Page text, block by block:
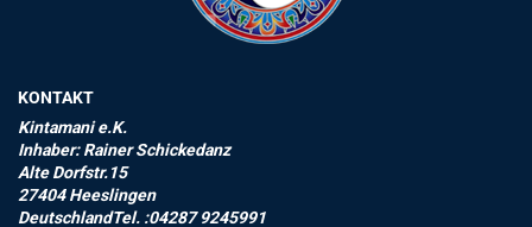
KONTAKT
Kintamani e.K.
Inhaber: Rainer Schickedanz
Alte Dorfstr.15
27404 Heeslingen
DeutschlandTel. :04287 9245991